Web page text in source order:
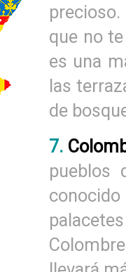
que no
es una
las
de
7.
pueblos